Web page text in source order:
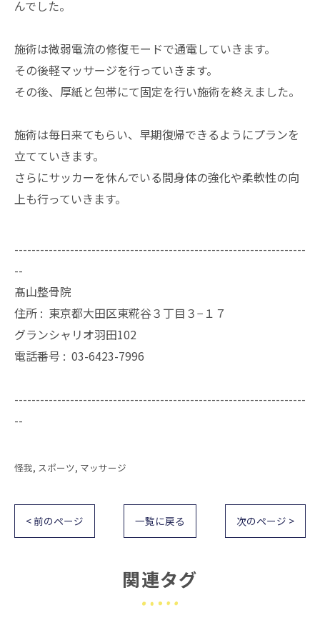
んでした。
施術は微弱電流の修復モードで通電していきます。
その後軽マッサージを行っていきます。
その後、厚紙と包帯にて固定を行い施術を終えました。
施術は毎日来てもらい、早期復帰できるようにプランを
立てていきます。
さらにサッカーを休んでいる間身体の強化や柔軟性の向
上も行っていきます。
--------------------------------------------------------------------
--
髙山整骨院
住所 : 東京都大田区東糀谷３丁目３−１７
グランシャリオ羽田102
電話番号 : 03-6423-7996
--------------------------------------------------------------------
--
怪我 スポーツ マッサージ
< 前のページ 一覧に戻る 次のページ >
関連タグ